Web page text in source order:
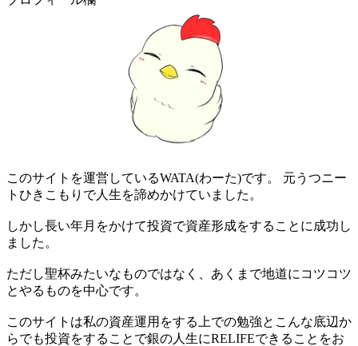
このサイトを運営しているWATA(わーた)です。 元うつニー
トひきこもりで人生を諦めかけていました。
しかし長い年月をかけて投資で資産形成をすることに成功し
ました。
ただし聖杯みたいなものではなく、あくまで地道にコツコツ
とやるものを中心です。
このサイトは私の資産運用をする上での勉強とこんな底辺か
らでも投資をすることで銀の人生にRELIFEできることをお